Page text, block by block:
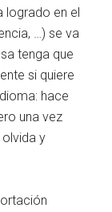
logrado en el
…) se va
tenga que
si quiere
hace
una vez
olvida y